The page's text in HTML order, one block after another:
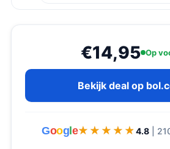
€14,95 Op
Bekijk deal op
Goog e★★★★★
★★★★★ 4.8 |